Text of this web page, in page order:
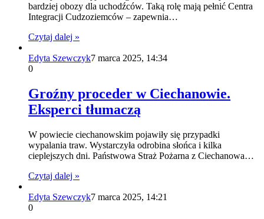
bardziej obozy dla uchodźców. Taką rolę mają pełnić Centra
Integracji Cudzoziemców – zapewnia…
Czytaj dalej »
Edyta Szewczyk7 marca 2025, 14:34
0
Groźny proceder w Ciechanowie.
Eksperci tłumaczą
W powiecie ciechanowskim pojawiły się przypadki
wypalania traw. Wystarczyła odrobina słońca i kilka
cieplejszych dni. Państwowa Straż Pożarna z Ciechanowa…
Czytaj dalej »
Edyta Szewczyk7 marca 2025, 14:21
0